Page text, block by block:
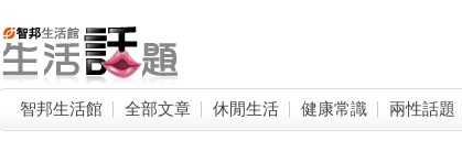
智邦生活館 全部文章 休閒生活 健康常識 兩性話題